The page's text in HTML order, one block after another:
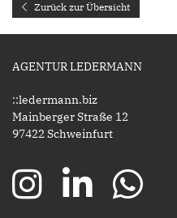
Zurück zur Übersicht
AGENTUR LEDERMANN
::ledermann.biz
Mainberger Straße 12
97422 Schweinfurt